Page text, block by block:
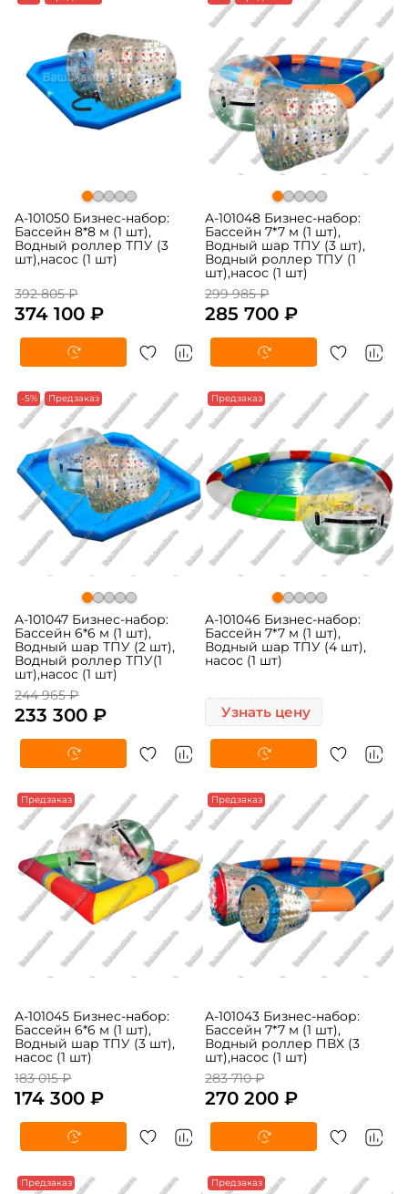
A-101050 Бизнес-набор:
Бассейн 8*8 м (1 шт),
Водный роллер ТПУ (3
шт),насос (1 шт)
392 805 ₽
374 100 ₽
A-101048 Бизнес-набор:
Бассейн 7*7 м (1 шт),
Водный шар ТПУ (3 шт),
Водный роллер ТПУ (1
шт),насос (1 шт)
299 985 ₽
285 700 ₽
-5% Предзаказ
A-101047 Бизнес-набор:
Бассейн 6*6 м (1 шт),
Водный шар ТПУ (2 шт),
Водный роллер ТПУ(1
шт),насос (1 шт)
244 965 ₽
233 300 ₽
Предзаказ
A-101046 Бизнес-набор:
Бассейн 7*7 м (1 шт),
Водный шар ТПУ (4 шт),
насос (1 шт)
Узнать цену
Предзаказ
A-101045 Бизнес-набор:
Бассейн 6*6 м (1 шт),
Водный шар ТПУ (3 шт),
насос (1 шт)
183 015 ₽
174 300 ₽
Предзаказ
A-101043 Бизнес-набор:
Бассейн 7*7 м (1 шт),
Водный роллер ПВХ (3
шт),насос (1 шт)
283 710 ₽
270 200 ₽
Предзаказ Предзаказ